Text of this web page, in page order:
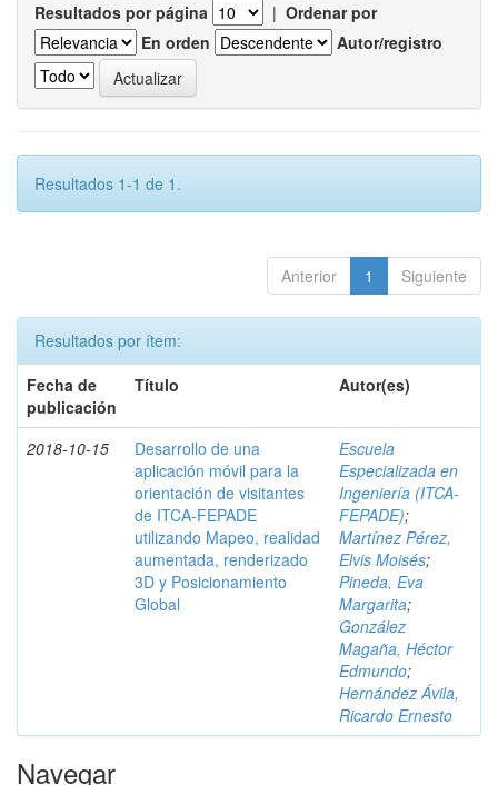
Resultados por página | Ordenar por
En orden
Autor/registro
Resultados 1-1 de 1.
Anterior 1 Siguiente
Resultados por ítem:
Fecha de
publicación
Título Autor(es)
2018-10-15
Desarrollo de una
aplicación móvil para la
orientación de visitantes
de ITCA-FEPADE
utilizando Mapeo, realidad
aumentada, renderizado
3D y Posicionamiento
Global
Escuela
Especializada en
Ingeniería (ITCA-
FEPADE);
Martínez Pérez,
Elvis Moisés;
Pineda, Eva
Margarita;
González
Magaña, Héctor
Edmundo;
Hernández Ávila,
Ricardo Ernesto
Navegar